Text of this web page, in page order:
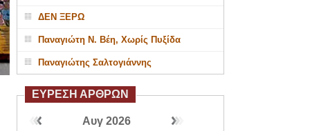
ΔΕΝ ΞΕΡΩ
Παναγιώτη Ν. Βέη, Χωρίς Πυξίδα
Παναγιώτης Σαλτογιάννης
ΕΥΡΕΣΗ ΑΡΘΡΩΝ
Αυγ 2026